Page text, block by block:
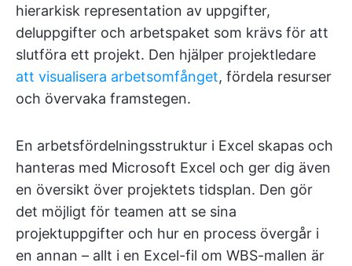
hierarkisk representation av uppgifter,
deluppgifter och arbetspaket som krävs för att
slutföra ett projekt. Den hjälper projektledare
att visualisera arbetsomfånget, fördela resurser
och övervaka framstegen.
En arbetsfördelningsstruktur i Excel skapas och
hanteras med Microsoft Excel och ger dig även
en översikt över projektets tidsplan. Den gör
det möjligt för teamen att se sina
projektuppgifter och hur en process övergår i
en annan – allt i en Excel-fil om WBS-mallen är